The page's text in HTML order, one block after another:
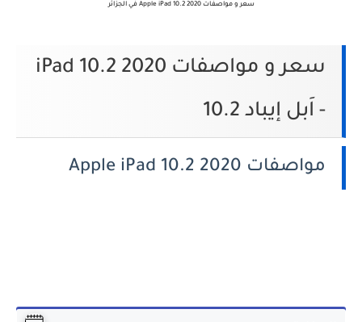
سعر و مواصفات Apple iPad 10.2 2020 في الجزائر
سعر و مواصفات iPad 10.2 2020
- اَبل إيباد 10.2
مواصفات Apple iPad 10.2 2020